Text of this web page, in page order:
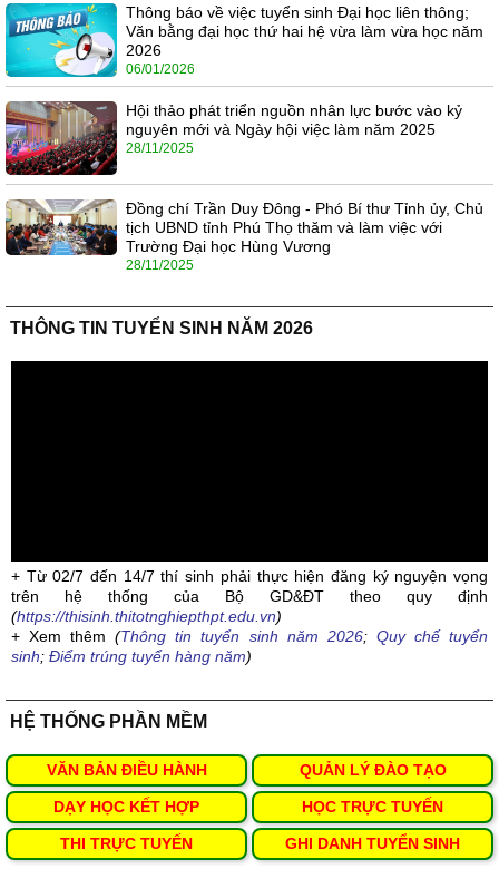
Thông báo về việc tuyển sinh Đại học liên thông;
Văn bằng đại học thứ hai hệ vừa làm vừa học năm
2026
06/01/2026
Hội thảo phát triển nguồn nhân lực bước vào kỷ
nguyên mới và Ngày hội việc làm năm 2025
28/11/2025
Đồng chí Trần Duy Đông - Phó Bí thư Tỉnh ủy, Chủ
tịch UBND tỉnh Phú Thọ thăm và làm việc với
Trường Đại học Hùng Vương
28/11/2025
THÔNG TIN TUYỂN SINH NĂM 2026
+ Từ 02/7 đến 14/7 thí sinh phải thực hiện đăng ký nguyện vọng
trên hệ thống của Bộ GD&ĐT theo quy định
(https://thisinh.thitotnghiepthpt.edu.vn)
+ Xem thêm(Thông tin tuyển sinh năm 2026; Quy chế tuyển
sinh; Điểm trúng tuyển hàng năm)
HỆ THỐNG PHẦN MỀM
VĂN BẢN ĐIỀU HÀNH QUẢN LÝ ĐÀO TẠO
DẠY HỌC KẾT HỢP HỌC TRỰC TUYẾN
THI TRỰC TUYẾN GHI DANH TUYỂN SINH